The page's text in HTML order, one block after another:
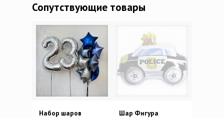
Сопутствующие товары
Набор шаров
Шар Фигура